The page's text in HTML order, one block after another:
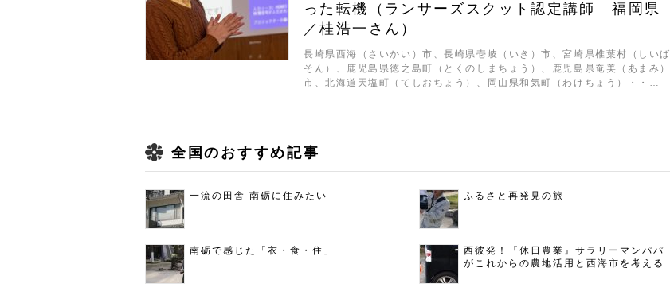
った転機（ランサーズスクット認定講師 福岡県
／桂浩一さん）
長崎県西海（さいかい）市、長崎県壱岐（いき）市、宮崎県椎葉村（しいば
そん）、鹿児島県徳之島町（とくのしまちょう）、鹿児島県奄美（あまみ）
市、北海道天塩町（てしおちょう）、岡山県和気町（わけちょう）・・…
全国のおすすめ記事
一流の田舎 南砺に住みたい ふるさと再発見の旅
南砺で感じた「衣・食・住」
西彼発！『休日農業』サラリーマンパパ
がこれからの農地活用と西海市を考える